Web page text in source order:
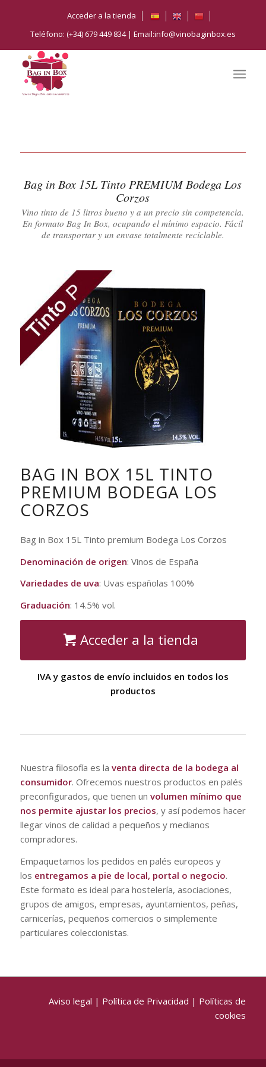
Acceder a la tienda
Teléfono: (+34) 679 449 834 | Email:info@vinobaginbox.es
Bag in Box 15L Tinto PREMIUM Bodega Los
Corzos
Vino tinto de 15 litros bueno y a un precio sin competencia.
En formato Bag In Box, ocupando el mínimo espacio. Fácil
de transportar y un envase totalmente reciclable.
BAG IN BOX 15L TINTO
PREMIUM BODEGA LOS
CORZOS
Bag in Box 15L Tinto premium Bodega Los Corzos
Denominación de origen: Vinos de España
Variedades de uva: Uvas españolas 100%
Graduación: 14.5% vol.
Acceder a la tienda
IVA y gastos de envío incluidos en todos los
productos
Nuestra filosofía es la venta directa de la bodega al
consumidor. Ofrecemos nuestros productos en palés
preconfigurados, que tienen un volumen mínimo que
nos permite ajustar los precios, y así podemos hacer
llegar vinos de calidad a pequeños y medianos
compradores.
Empaquetamos los pedidos en palés europeos y
los entregamos a pie de local, portal o negocio.
Este formato es ideal para hostelería, asociaciones,
grupos de amigos, empresas, ayuntamientos, peñas,
carnicerías, pequeños comercios o simplemente
particulares coleccionistas.
Aviso legal | Política de Privacidad | Políticas de
cookies